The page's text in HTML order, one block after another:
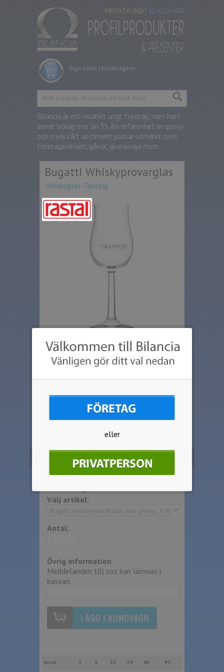
Inga varor i kundvagnen.
PRIVATKUND? KLICKA HÄR
Bilancia är ett relativt ungt företag, men har i
annat bolag mer än 35 års erfarenhet av gravyr
och tryck.Vårt sortiment passar utmärkt som
företagsreklam, gåvor, giveaways m.m.
Bugatti Whiskyprovarglas
Whiskyglas-Tasting
Ett elegant whiskyprovarglas från tyska
Rastal.
Utformningen av glaset höjer doft och
ett föredömligt sätt.
Höjd: 157mm
Rymd: 140ml.
Ställkostnad tillkommer med 299kr ex.
Välj artikel:
Antal:
Övrig information
Meddelanden till oss kan lämnas i
kassan.
Antal 1 6 12 24 48 49-
eller